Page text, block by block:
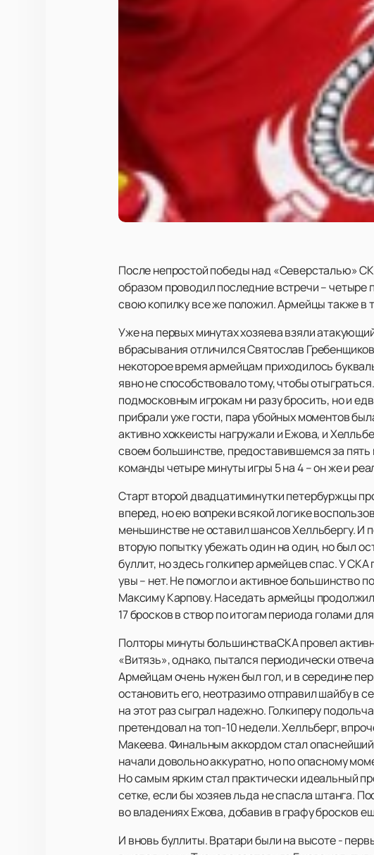
После непростой победы над «Северсталью»
образом проводил последние встречи –
свою копилку все же положил. Армейцы также в
Уже на первых минутах хозяева взяли
вбрасывания отличился Святослав
некоторое время армейцам приходилось
явно не способствовало тому, чтобы
подмосковным игрокам ни разу бросить, но и
прибрали уже гости, пара убойных моментов
активно хоккеисты нагружали и Ежова, и
своем большинстве, предоставившемся за
команды четыре минуты игры 5 на 4 – он же и
Старт второй двадцатиминутки петербуржцы
вперед, но ею вопреки всякой логике
меньшинстве не оставил шансов Хелльбергу. И
вторую попытку убежать один на один, но был
буллит, но здесь голкипер армейцев спас. У
увы – нет. Не помогло и активное большинство
Максиму Карпову. Наседать армейцы
17 бросков в створ по итогам периода голами
Полторы минуты большинстваСКА провел
«Витязь», однако, пытался периодически
Армейцам очень нужен был гол, и в середине
остановить его, неотразимо отправил шайбу в
на этот раз сыграл надежно. Голкиперу
претендовал на топ-10 недели. Хелльберг,
Макеева. Финальным аккордом стал
начали довольно аккуратно, но по опасному
Но самым ярким стал практически идеальный
сетке, если бы хозяев льда не спасла штанга.
во владениях Ежова, добавив в графу бросков
И вновь буллиты. Вратари были на высоте -